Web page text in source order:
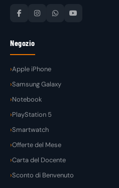
Negozio
Apple iPhone
Samsung Galaxy
Notebook
PlayStation 5
Smartwatch
Offerte del Mese
Carta del Docente
Sconto di Benvenuto